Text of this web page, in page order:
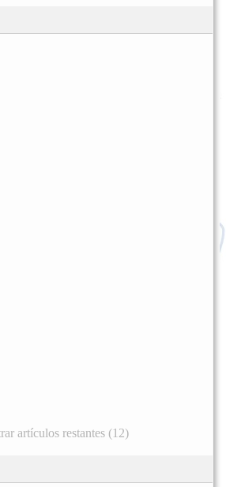
artículos restantes (12)